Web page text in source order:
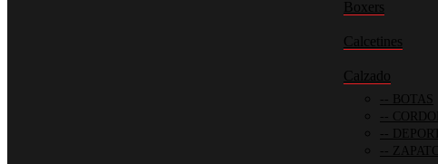
Boxers
Calcetines
Calzado
BOTAS